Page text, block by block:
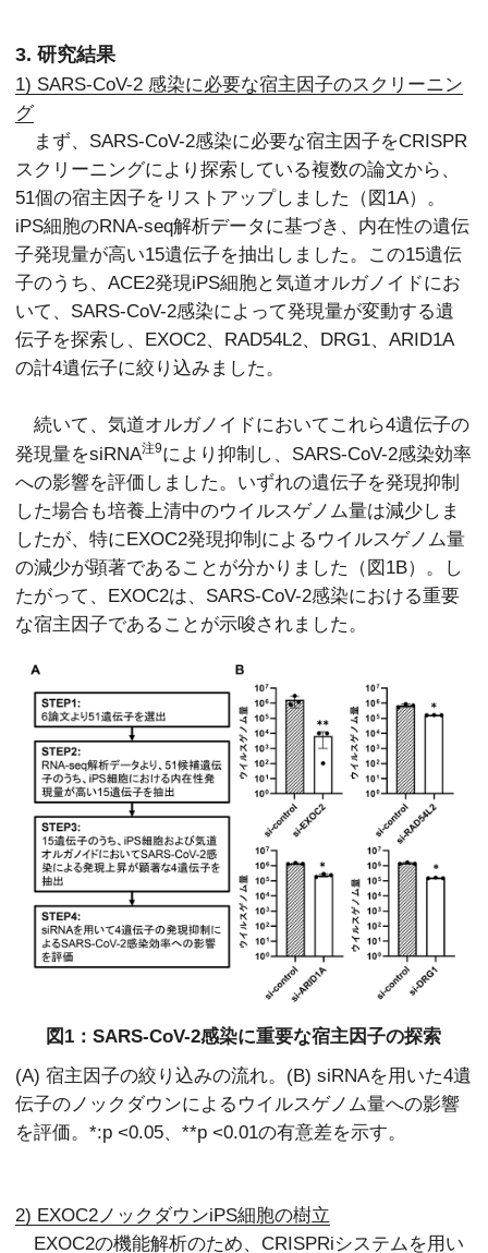
3. 研究結果
1) SARS-CoV-2 感染に必要な宿主因子のスクリーニン
グ
まず、SARS-CoV-2感染に必要な宿主因子をCRISPR
スクリーニングにより探索している複数の論文から、
51個の宿主因子をリストアップしました（図1A）。
iPS細胞のRNA-seq解析データに基づき、内在性の遺伝
子発現量が高い15遺伝子を抽出しました。この15遺伝
子のうち、ACE2発現iPS細胞と気道オルガノイドにお
いて、SARS-CoV-2感染によって発現量が変動する遺
伝子を探索し、EXOC2、RAD54L2、DRG1、ARID1A
の計4遺伝子に絞り込みました。
続いて、気道オルガノイドにおいてこれら4遺伝子の
発現量をsiRNA注9により抑制し、SARS-CoV-2感染効率
への影響を評価しました。いずれの遺伝子を発現抑制
した場合も培養上清中のウイルスゲノム量は減少しま
したが、特にEXOC2発現抑制によるウイルスゲノム量
の減少が顕著であることが分かりました（図1B）。し
たがって、EXOC2は、SARS-CoV-2感染における重要
な宿主因子であることが示唆されました。
図1：SARS-CoV-2感染に重要な宿主因子の探索
(A) 宿主因子の絞り込みの流れ。(B) siRNAを用いた4遺
伝子のノックダウンによるウイルスゲノム量への影響
を評価。*:p <0.05、**p <0.01の有意差を示す。
2) EXOC2ノックダウンiPS細胞の樹立
EXOC2の機能解析のため、CRISPRiシステムを用い